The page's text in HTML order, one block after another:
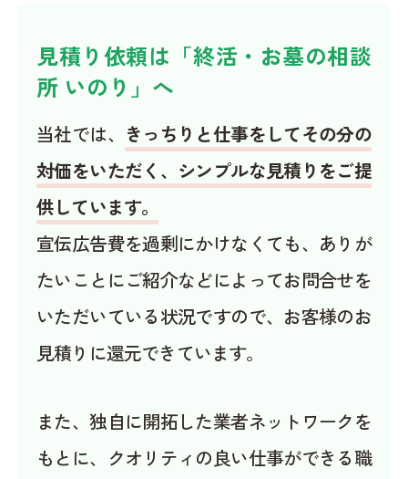
見積り依頼は「終活・お墓の相談
所 いのり」へ
当社では、 きっちりと仕事をしてその分の
対価をいただく、シンプルな見積りをご提
供しています。
宣伝広告費を過剰にかけなくても、ありが
たいことにご紹介などによってお問合せを
いただいている状況ですので、お客様のお
見積りに還元できています。
また、独自に開拓した業者ネットワークを
もとに、クオリティの良い仕事ができる職